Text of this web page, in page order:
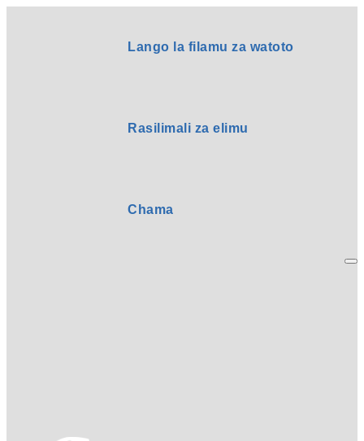
Lango la filamu za watoto
Rasilimali za elimu
Chama